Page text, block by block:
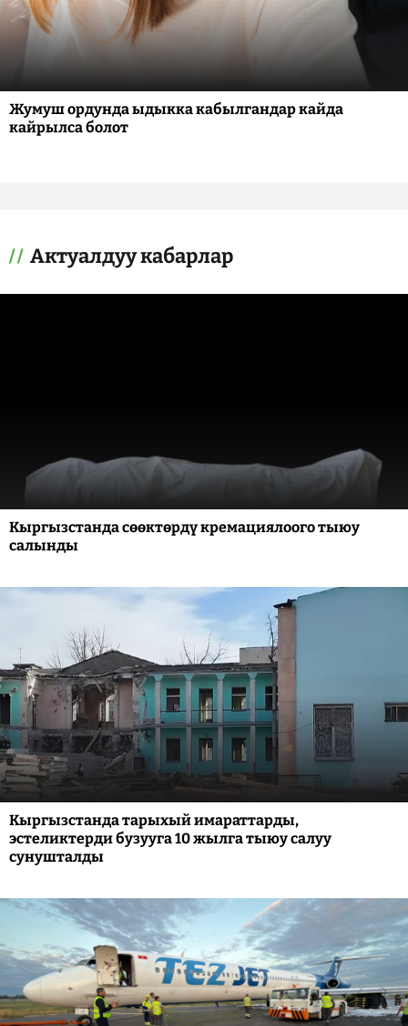
Жумуш ордунда ыдыкка кабылгандар кайда
кайрылса болот
Актуалдуу кабарлар
Кыргызстанда сөөктөрдү кремациялоого тыюу
салынды
Кыргызстанда тарыхый имараттарды,
эстеликтерди бузууга 10 жылга тыюу салуу
сунушталды